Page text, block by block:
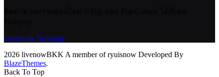
Facebook Nowpop
2026 livenowBKK A member of ryuisnow Developed By
BlazeThemes.
Back To Top